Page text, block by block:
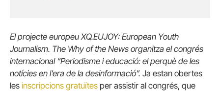
El projecte europeu XQ.EUJOY: European Youth
Journalism. The Why of the News organitza el congrés
internacional “Periodisme i educació: el perquè de les
notícies en l’era de la desinformació”. Ja estan obertes
les inscripcions gratuïtes per assistir al congrés, que